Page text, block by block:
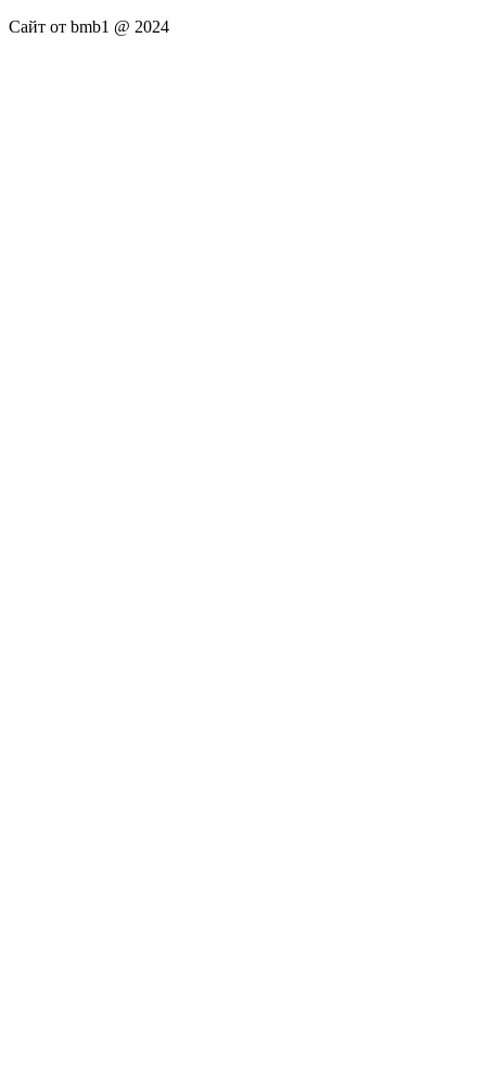
Сайт от bmb1 @ 2024